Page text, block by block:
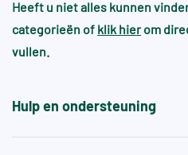
wel en heeft dit juist de sfeer
patroon.
omgevingen
Voor zwembaden en
aanvullende normen, zoals +A
Heeft u niet alles kunnen
categorieën of klik hier om
vullen.
Hulp en ondersteuning